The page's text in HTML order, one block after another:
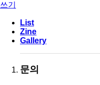
쓰기
List
Zine
Gallery
문의